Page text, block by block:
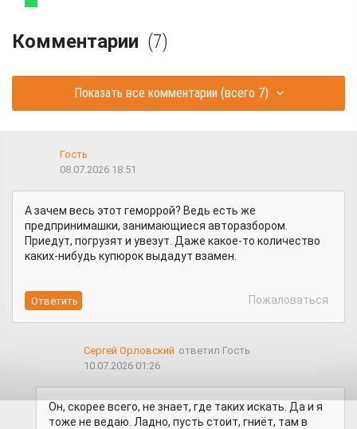
Комментарии (7)
Показать все комментарии(всего 7)
Гость
08.07.2026 18:51
А зачем весь этот геморрой? Ведь есть же
предпринимашки, занимающиеся авторазбором.
Приедут, погрузят и увезут. Даже какое-то количество
каких-нибудь купюрок выдадут взамен.
Пожаловаться
Сергей Орловский ответил Гость
10.07.2026 01:26
Он, скорее всего, не знает, где таких искать. Да и я
тоже не ведаю. Ладно, пусть стоит, гниёт, там в